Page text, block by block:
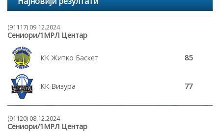
(91117) 09.12.2024
Сениори/1МРЛ Центар
КК Житко Баскет 85
КК Визура 77
(91120) 08.12.2024
Сениори/1МРЛ Центар